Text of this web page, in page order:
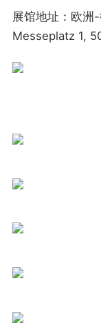
展馆地址：欧
Messeplatz 1,